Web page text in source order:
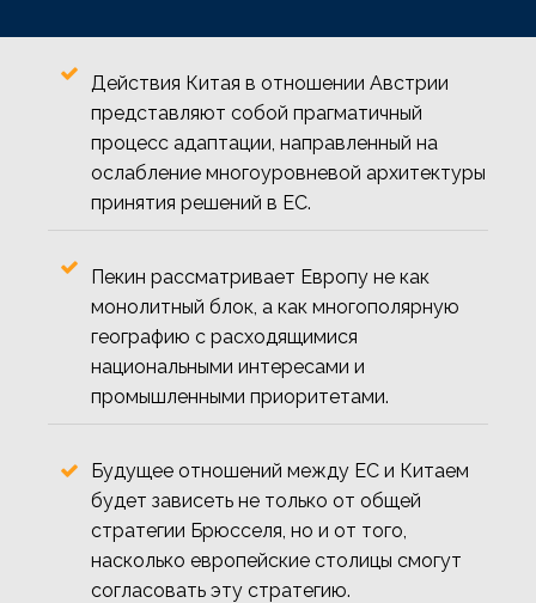
Действия Китая в отношении Австрии
представляют собой прагматичный
процесс адаптации, направленный на
ослабление многоуровневой архитектуры
принятия решений в ЕС.
Пекин рассматривает Европу не как
монолитный блок, а как многополярную
географию с расходящимися
национальными интересами и
промышленными приоритетами.
Будущее отношений между ЕС и Китаем
будет зависеть не только от общей
стратегии Брюсселя, но и от того,
насколько европейские столицы смогут
согласовать эту стратегию.